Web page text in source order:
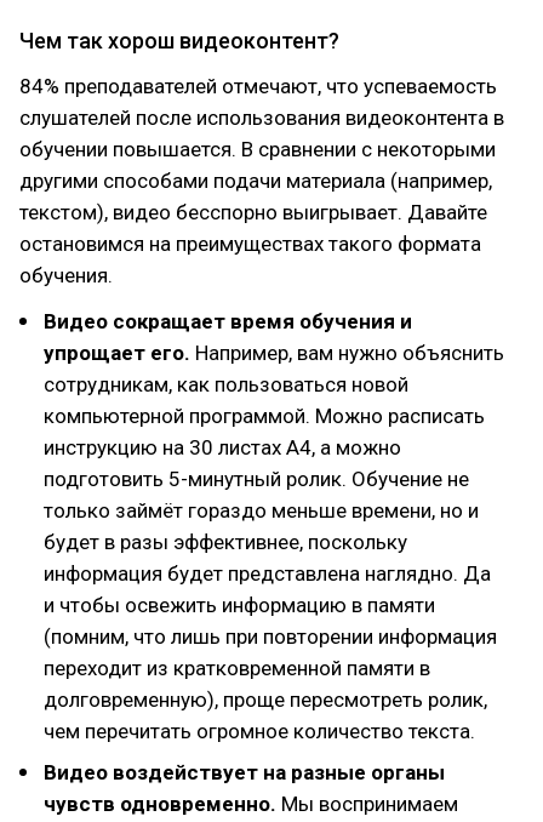
Чем так хорош видеоконтент?
84% преподавателей отмечают, что успеваемость
слушателей после использования видеоконтента в
обучении повышается. В сравнении с некоторыми
другими способами подачи материала (например,
текстом), видео бесспорно выигрывает. Давайте
остановимся на преимуществах такого формата
обучения.
Видео сокращает время обучения и
упрощает его. Например, вам нужно объяснить
сотрудникам, как пользоваться новой
компьютерной программой. Можно расписать
инструкцию на 30 листах А4, а можно
подготовить 5-минутный ролик. Обучение не
только займёт гораздо меньше времени, но и
будет в разы эффективнее, поскольку
информация будет представлена наглядно. Да
и чтобы освежить информацию в памяти
(помним, что лишь при повторении информация
переходит из кратковременной памяти в
долговременную), проще пересмотреть ролик,
чем перечитать огромное количество текста.
Видео воздействует на разные органы
чувств одновременно. Мы воспринимаем